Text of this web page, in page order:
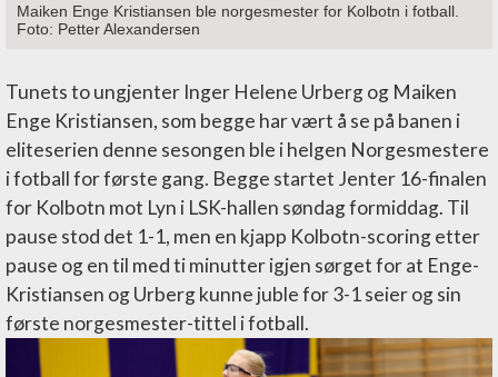
Maiken Enge Kristiansen ble norgesmester for Kolbotn i fotball.
Foto: Petter Alexandersen
Tunets to ungjenter Inger Helene Urberg og Maiken
Enge Kristiansen, som begge har vært å se på banen i
eliteserien denne sesongen ble i helgen Norgesmestere
i fotball for første gang. Begge startet Jenter 16-finalen
for Kolbotn mot Lyn i LSK-hallen søndag formiddag. Til
pause stod det 1-1, men en kjapp Kolbotn-scoring etter
pause og en til med ti minutter igjen sørget for at Enge-
Kristiansen og Urberg kunne juble for 3-1 seier og sin
første norgesmester-tittel i fotball.